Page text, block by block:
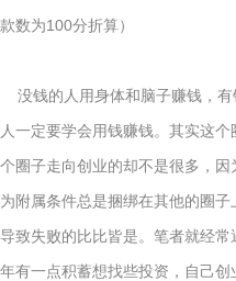
款数为100分折算）
没钱的人用身体和脑子赚钱，有
人一定要学会用钱赚钱。其实这
个圈子走向创业的却不是很多，
为附属条件总是捆绑在其他的圈
导致失败的比比皆是。笔者就经
年有一点积蓄想找些投资，自己